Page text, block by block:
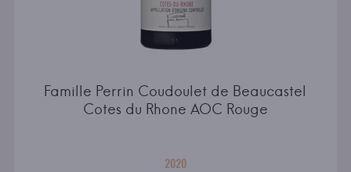
Famille Perrin Coudoulet de Beaucastel
Cotes du Rhone AOC Rouge
2020